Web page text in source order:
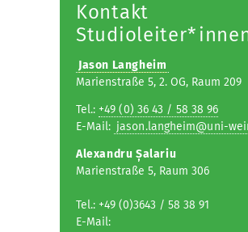
Kontakt
Jason Langheim
Marienstraße 5, 2. OG, Raum 209
Tel.: +49 (0) 36 43 / 58 38 96
E-Mail: jason.langheim@uni-
Alexandru Șalariu
Marienstraße 5, Raum 306
Tel.: +49 (0)3643 / 58 38 91
E-Mail: